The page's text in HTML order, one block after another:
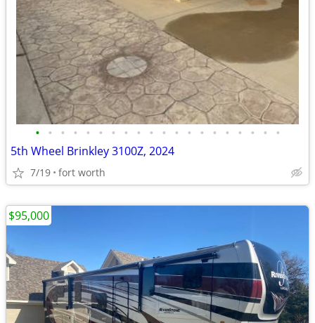
• • • • • • • • • • • • • • • • • • • •
5th Wheel Brinkley 3100Z, 2024
7/19 fort worth
$95,000